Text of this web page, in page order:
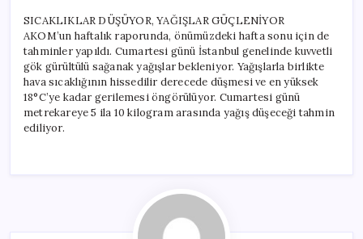
SICAKLIKLAR DÜŞÜYOR, YAĞIŞLAR GÜÇLENİYOR
AKOM’un haftalık raporunda, önümüzdeki hafta sonu için de
tahminler yapıldı. Cumartesi günü İstanbul genelinde kuvvetli
gök gürültülü sağanak yağışlar bekleniyor. Yağışlarla birlikte
hava sıcaklığının hissedilir derecede düşmesi ve en yüksek
18°C’ye kadar gerilemesi öngörülüyor. Cumartesi günü
metrekareye 5 ila 10 kilogram arasında yağış düşeceği tahmin
ediliyor.